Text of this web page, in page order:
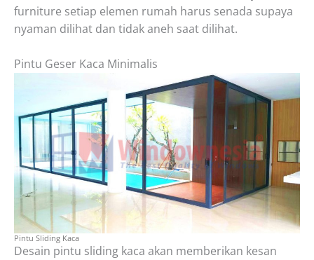
furniture setiap elemen rumah harus senada supaya
nyaman dilihat dan tidak aneh saat dilihat.
Pintu Geser Kaca Minimalis
Pintu Sliding Kaca
Desain pintu sliding kaca akan memberikan kesan